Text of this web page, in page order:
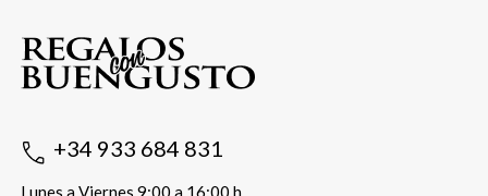
+34 933 684 831
Lunes a Viernes 9:00 a 16:00 h